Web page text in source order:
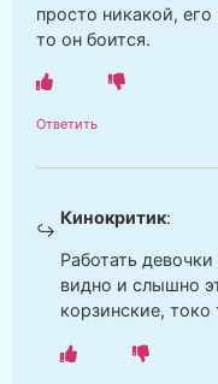
просто никакой,
то он боится.
Ответить
Кинокритик:
Работать
видно и слышно
корзинские, токо